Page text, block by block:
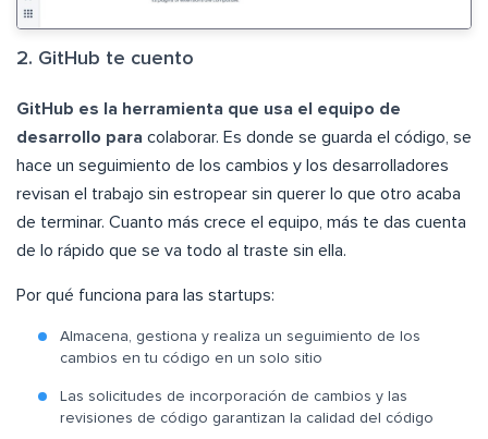
2. GitHub te cuento
GitHub es la herramienta que usa el equipo de
desarrollo para colaborar. Es donde se guarda el código, se
hace un seguimiento de los cambios y los desarrolladores
revisan el trabajo sin estropear sin querer lo que otro acaba
de terminar. Cuanto más crece el equipo, más te das cuenta
de lo rápido que se va todo al traste sin ella.
Por qué funciona para las startups:
Almacena, gestiona y realiza un seguimiento de los
cambios en tu código en un solo sitio
Las solicitudes de incorporación de cambios y las
revisiones de código garantizan la calidad del código